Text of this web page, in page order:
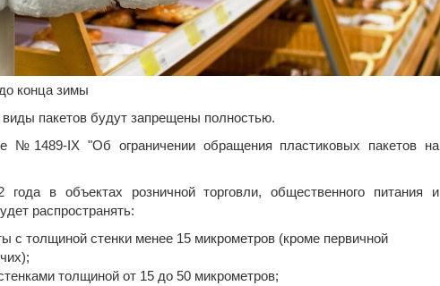
конца зимы
пакетов будут запрещены полностью.
№1489-IX "Об ограничении обращения пластиковых пакетов на
в объектах розничной торговли, общественного питания и
распространять:
с толщиной стенки менее 15 микрометров (кроме первичной
толщиной от 15 до 50 микрометров;